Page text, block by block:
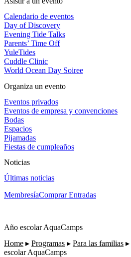
Calendario de eventos
Day of Discovery
Evening Tide Talks
Parents’ Time Off
YuleTides
Cuddle Clinic
World Ocean Day Soiree
Organiza un evento
Eventos privados
Eventos de empresa y convenciones
Bodas
Espacios
Pijamadas
Fiestas de cumpleaños
Noticias
Últimas noticias
MembresíaComprar Entradas
Año escolar AquaCamps
Home ▸ Programas ▸ Para las familias ▸
escolar AquaCamps